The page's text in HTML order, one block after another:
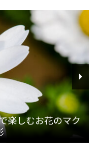
楽しむお花のマク